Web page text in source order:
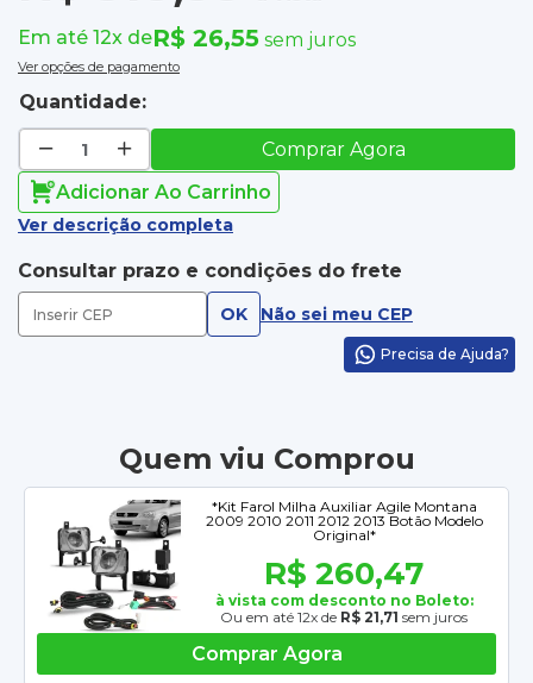
Em até 12x deR$ 26,55 sem juros
Ver opções de pagamento
Quantidade:
Comprar Agora
Adicionar Ao Carrinho
Ver descrição completa
Consultar prazo e condições do frete
OK Não sei meu CEP
Precisa de Ajuda?
Quem viu Comprou
*Kit Farol Milha Auxiliar Agile Montana
2009 2010 2011 2012 2013 Botão Modelo
Original*
R$ 260,47
à vista com desconto no Boleto:
Ou em até 12x de R$ 21,71 sem juros
Comprar Agora